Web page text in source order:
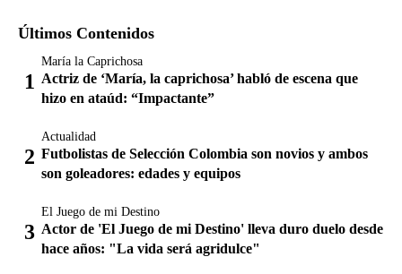
Últimos Contenidos
María la Caprichosa
Actriz de ‘María, la caprichosa’ habló de escena que
hizo en ataúd: “Impactante”
Actualidad
Futbolistas de Selección Colombia son novios y ambos
son goleadores: edades y equipos
El Juego de mi Destino
Actor de 'El Juego de mi Destino' lleva duro duelo desde
hace años: "La vida será agridulce"